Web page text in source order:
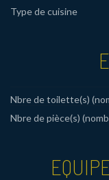
Type de cuisine
Nbre de toilette(s)
Nbre de pièce(s)